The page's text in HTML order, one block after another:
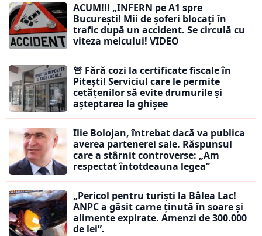
ACUM!!! „INFERN pe A1 spre
București! Mii de șoferi blocați în
trafic după un accident. Se circulă cu
viteza melcului! VIDEO
🚨 Fără cozi la certificate fiscale în
Pitești! Serviciul care le permite
cetățenilor să evite drumurile și
așteptarea la ghișee
Ilie Bolojan, întrebat dacă va publica
averea partenerei sale. Răspunsul
care a stârnit controverse: „Am
respectat întotdeauna legea”
„Pericol pentru turiști la Bâlea Lac!
ANPC a găsit carne ținută în soare și
alimente expirate. Amenzi de 300.000
de lei”.